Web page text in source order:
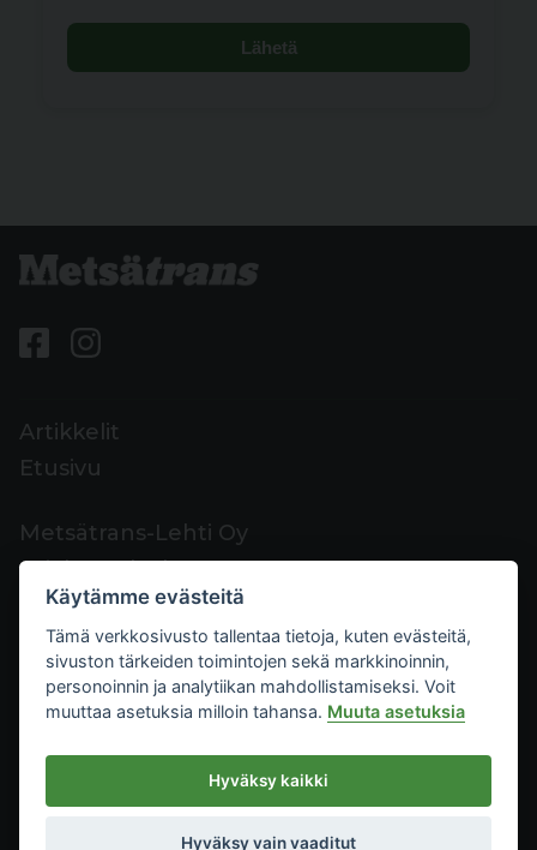
Lähetä
Artikkelit
Etusivu
Metsätrans-Lehti Oy
Asiakaspalvelu
Yhteystiedot
Palaute
Mediakortti
Metsätrans-Lehti Oy
2026
Tietosuoja
Käytämme evästeitä
Tämä verkkosivusto tallentaa tietoja, kuten evästeitä,
sivuston tärkeiden toimintojen sekä markkinoinnin,
personoinnin ja analytiikan mahdollistamiseksi. Voit
muuttaa asetuksia milloin tahansa. Muuta asetuksia
Hyväksy kaikki
Hyväksy vain vaaditut